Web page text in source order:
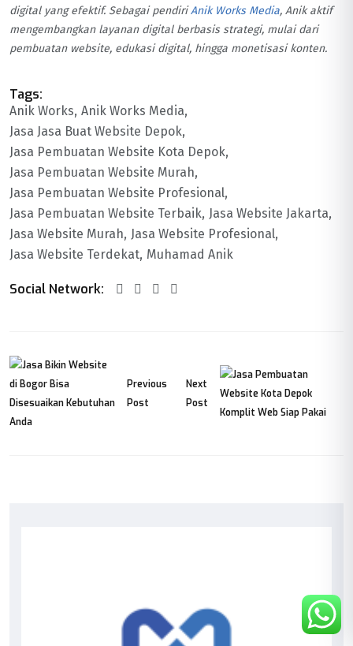
digital yang efektif. Sebagai pendiriAnik Works Media, Anik aktif
mengembangkan layanan digital berbasis strategi, mulai dari
pembuatan website, edukasi digital, hingga monetisasi konten.
Tags:
Anik Works Anik Works Media
Jasa Jasa Buat Website Depok
Jasa Pembuatan Website Kota Depok
Jasa Pembuatan Website Murah
Jasa Pembuatan Website Profesional
Jasa Pembuatan Website Terbaik Jasa Website Jakarta
Jasa Website Murah Jasa Website Profesional
Jasa Website Terdekat Muhamad Anik
Social Network:
Previous
Post
Next
Post